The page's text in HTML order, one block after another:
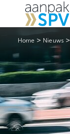
Home > Nieuws>